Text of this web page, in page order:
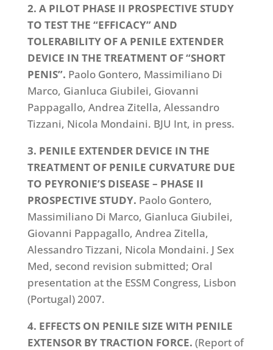
2. A PILOT PHASE II PROSPECTIVE STUDY
TO TEST THE “EFFICACY” AND
TOLERABILITY OF A PENILE EXTENDER
DEVICE IN THE TREATMENT OF “SHORT
PENIS”. Paolo Gontero, Massimiliano Di
Marco, Gianluca Giubilei, Giovanni
Pappagallo, Andrea Zitella, Alessandro
Tizzani, Nicola Mondaini. BJU Int, in press.
3. PENILE EXTENDER DEVICE IN THE
TREATMENT OF PENILE CURVATURE DUE
TO PEYRONIE’S DISEASE – PHASE II
PROSPECTIVE STUDY. Paolo Gontero,
Massimiliano Di Marco, Gianluca Giubilei,
Giovanni Pappagallo, Andrea Zitella,
Alessandro Tizzani, Nicola Mondaini. J Sex
Med, second revision submitted; Oral
presentation at the ESSM Congress, Lisbon
(Portugal) 2007.
4. EFFECTS ON PENILE SIZE WITH PENILE
EXTENSOR BY TRACTION FORCE. (Report of